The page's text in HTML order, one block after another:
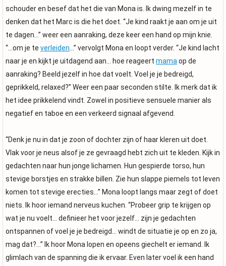
schouder en besef dat het die van Mona is. Ik dwing mezelf in te
denken dat het Marc is die het doet. “Je kind raakt je aan om je uit
te dagen…” weer een aanraking, deze keer een hand op mijn knie.
“…om je te verleiden …” vervolgt Mona en loopt verder. “Je kind lacht
naar je en kijkt je uitdagend aan… hoe reageert mama op de
aanraking? Beeld jezelf in hoe dat voelt. Voel je je bedreigd,
geprikkeld, relaxed?” Weer een paar seconden stilte. Ik merk dat ik
het idee prikkelend vindt. Zowel in positieve sensuele manier als
negatief en taboe en een verkeerd signaal afgevend.
“Denk je nu in dat je zoon of dochter zijn of haar kleren uit doet.
Vlak voor je neus alsof je ze gevraagd hebt zich uit te kleden. Kijk in
gedachten naar hun jonge lichamen. Hun gespierde torso, hun
stevige borstjes en strakke billen. Zie hun slappe piemels tot leven
komen tot stevige erecties…” Mona loopt langs maar zegt of doet
niets. Ik hoor iemand nerveus kuchen. “Probeer grip te krijgen op
wat je nu voelt… definieer het voor jezelf… zijn je gedachten
ontspannen of voel je je bedreigd… windt de situatie je op en zo ja,
mag dat?…” Ik hoor Mona lopen en opeens giechelt er iemand. Ik
glimlach van de spanning die ik ervaar. Even later voel ik een hand